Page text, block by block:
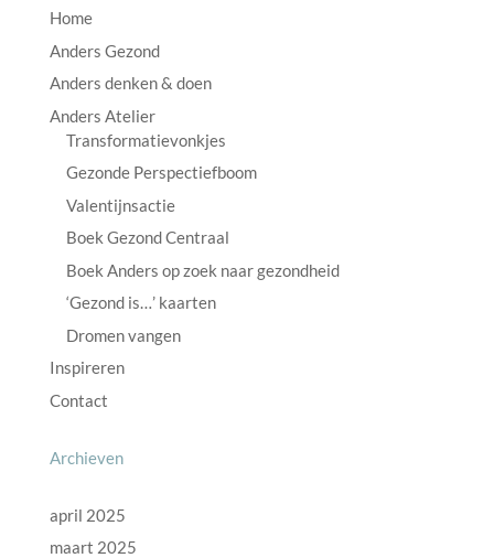
Home
Anders Gezond
Anders denken & doen
Anders Atelier
Transformatievonkjes
Gezonde Perspectiefboom
Valentijnsactie
Boek Gezond Centraal
Boek Anders op zoek naar gezondheid
‘Gezond is…’ kaarten
Dromen vangen
Inspireren
Contact
Archieven
april 2025
maart 2025